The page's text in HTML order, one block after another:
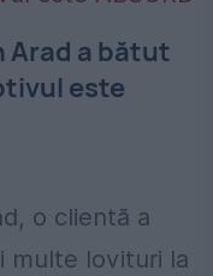
Arad a bătut
este
o clientă a
multe lovituri la